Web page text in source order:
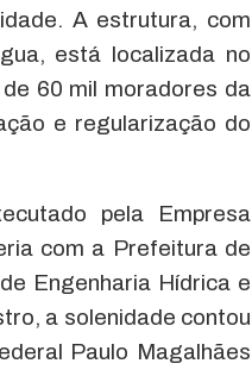
A estrutura, com
está localizada no
60 mil moradores da
e regularização do
pela Empresa
com a Prefeitura de
Engenharia Hídrica e
a solenidade contou
Paulo Magalhães